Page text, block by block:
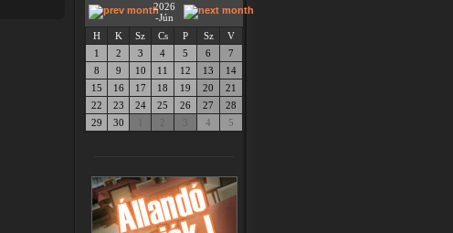
2026
-Jún
H
K Sz Cs P Sz
V
1
2 3 4 5 6
7
8
9 10 11 12 13
14
15
16 17 18 19 20
21
22
23 24 25 26 27
28
29
30 4 5